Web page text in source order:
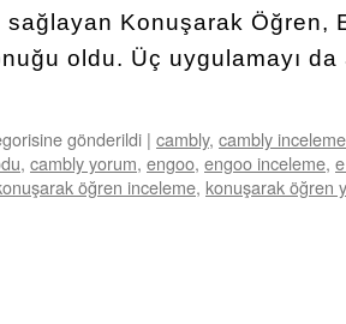
sağlayan Konuşarak Öğren,
oldu. Üç uygulamayı
gönderildi | cambly, cambly inceleme
, cambly yorum, engoo, engoo inceleme,
öğren inceleme, konuşarak öğren